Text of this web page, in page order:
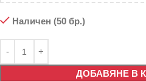
Наличен (50 бр.)
ДОБАВЯНЕ В